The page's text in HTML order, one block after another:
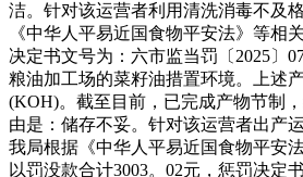
洁。针对该运营者利用清洗消毒不及
《中华人平易近国食物平安法》等相
决定书文号为：六市监当罚〔2025〕
粮油加工场的菜籽油措置环境。上述
(KOH)。截至目前，已完成产物节制
由是：储存不妥。针对该运营者出产
我局根据《中华人平易近国食物平安
以罚没款合计3003。02元，惩罚决定